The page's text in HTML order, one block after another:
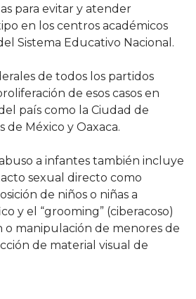
para evitar y atender
en los centros académicos
Sistema Educativo Nacional.
de todos los partidos
de esos casos en
país como la Ciudad de
de México y Oaxaca.
a infantes también incluye
sexual directo como
de niños o niñas a
y el “grooming” (ciberacoso)
o manipulación de menores de
de material visual de